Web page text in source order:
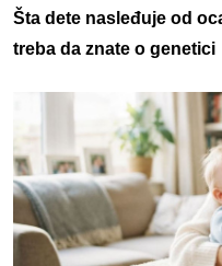
Šta dete nasleđuje od
treba da znate o genetici